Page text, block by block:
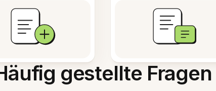
gestellte Fragen